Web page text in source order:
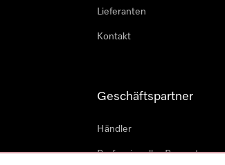
Lieferanten
Kontakt
Geschäftspartner
Händler
Professioneller Reparateur